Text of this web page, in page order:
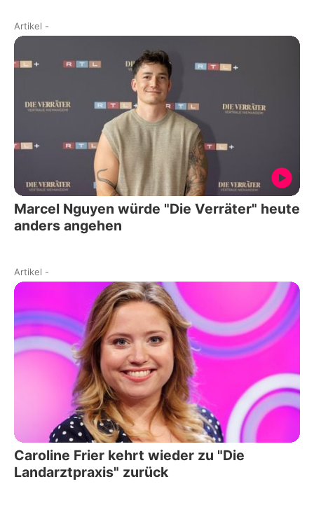
Artikel -
Marcel Nguyen würde "Die Verräter" heute
anders angehen
Artikel -
Caroline Frier kehrt wieder zu "Die
Landarztpraxis" zurück